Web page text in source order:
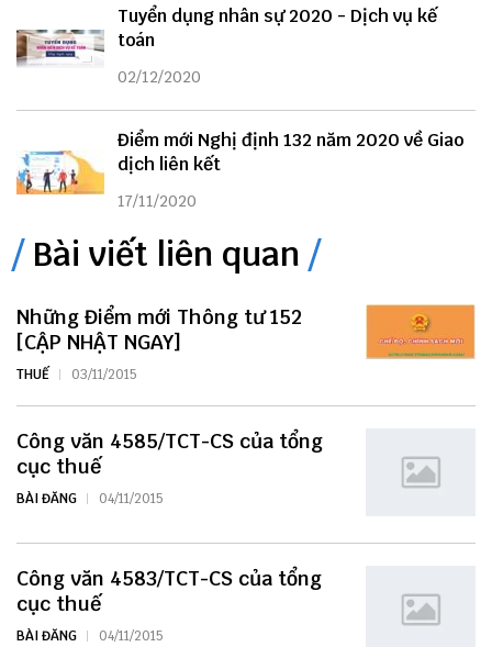
Tuyển dụng nhân sự 2020 - Dịch vụ kế
toán
02/12/2020
Điểm mới Nghị định 132 năm 2020 về Giao
dịch liên kết
17/11/2020
Bài viết liên quan
Những Điểm mới Thông tư 152
[CẬP NHẬT NGAY]
THUẾ 03/11/2015
Công văn 4585/TCT-CS của tổng
cục thuế
BÀI ĐĂNG 04/11/2015
Công văn 4583/TCT-CS của tổng
cục thuế
BÀI ĐĂNG 04/11/2015